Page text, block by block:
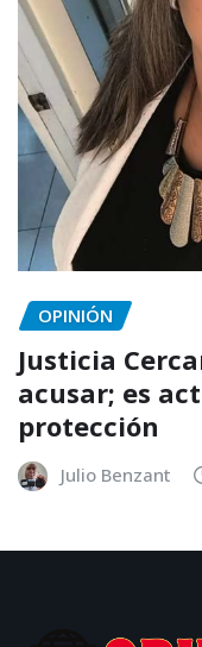
OPINIÓN
Justicia
acusar; es
protección
Julio Benzant